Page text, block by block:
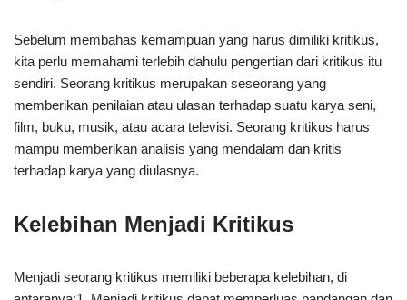
Sebelum membahas kemampuan yang harus dimiliki kritikus,
kita perlu memahami terlebih dahulu pengertian dari kritikus itu
sendiri. Seorang kritikus merupakan seseorang yang
memberikan penilaian atau ulasan terhadap suatu karya seni,
film, buku, musik, atau acara televisi. Seorang kritikus harus
mampu memberikan analisis yang mendalam dan kritis
terhadap karya yang diulasnya.
Kelebihan Menjadi Kritikus
Menjadi seorang kritikus memiliki beberapa kelebihan, di